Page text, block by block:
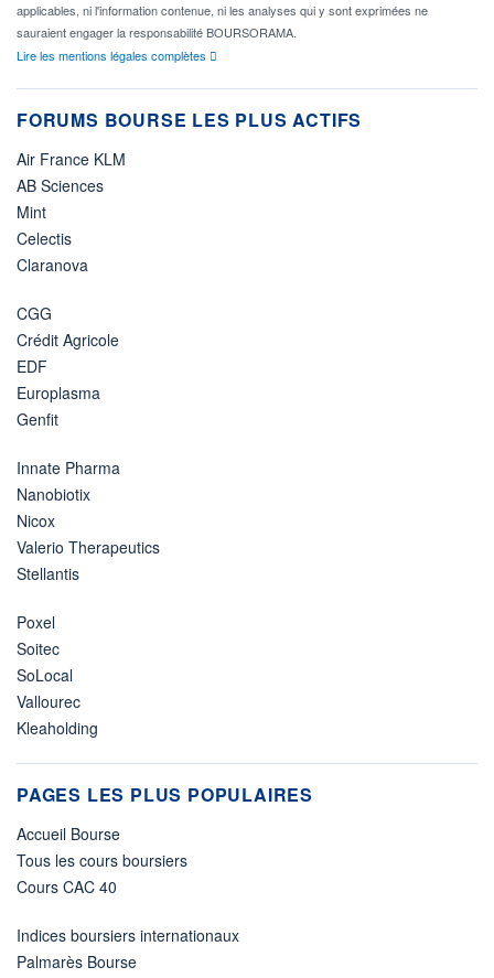
applicables, ni l'information contenue, ni les analyses qui y sont exprimées ne
sauraient engager la responsabilité BOURSORAMA.
Lire les mentions légales complètes
FORUMS BOURSE LES PLUS ACTIFS
Air France KLM
AB Sciences
Mint
Celectis
Claranova
CGG
Crédit Agricole
EDF
Europlasma
Genfit
Innate Pharma
Nanobiotix
Nicox
Valerio Therapeutics
Stellantis
Poxel
Soitec
SoLocal
Vallourec
Kleaholding
PAGES LES PLUS POPULAIRES
Accueil Bourse
Tous les cours boursiers
Cours CAC 40
Indices boursiers internationaux
Palmarès Bourse